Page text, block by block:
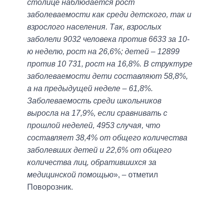
столице наблюдается рост
заболеваемости как среди детского, так и
взрослого населения. Так, взрослых
заболели 9032 человека против 6633 за 10-
ю неделю, рост на 26,6%; детей – 12899
против 10 731, рост на 16,8%. В структуре
заболеваемости дети составляют 58,8%,
а на предыдущей неделе – 61,8%.
Заболеваемость среди школьников
выросла на 17,9%, если сравнивать с
прошлой неделей, 4953 случая, что
составляет 38,4% от общего количества
заболевших детей и 22,6% от общего
количества лиц, обратившихся за
медицинской помощью», – отметил
Поворозник.